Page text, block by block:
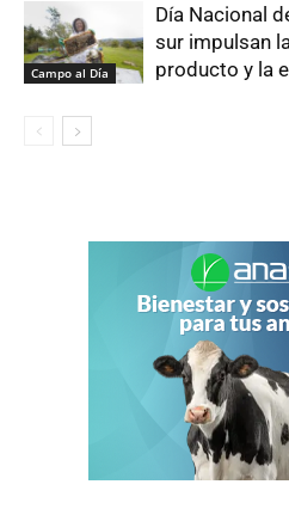
Campo al Día
Día Nacional
sur impulsan
producto y la